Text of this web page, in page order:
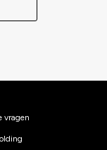
vragen